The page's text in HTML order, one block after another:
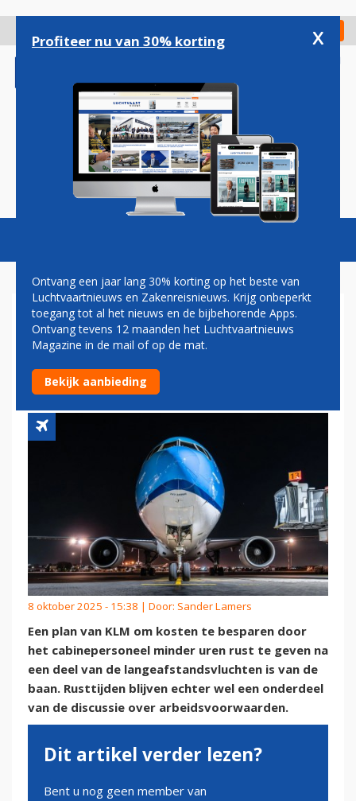
gaan
Check in
Magazine Podcasts Vacatures
KLM TREKT VOORSTEL
AANPASSING RUSTTIJDEN OP
DEEL VAN VLUCHTEN IN
8 oktober 2025 - 15:38 | Door: Sander Lamers
Een plan van KLM om kosten te besparen door
het cabinepersoneel minder uren rust te geven na
een deel van de langeafstandsvluchten is van de
baan. Rusttijden blijven echter wel een onderdeel
van de discussie over arbeidsvoorwaarden.
Dit artikel verder lezen?
Bent u nog geen member van
Profiteer nu van 30% korting x
Ontvang een jaar lang 30% korting op het beste van
Luchtvaartnieuws en Zakenreisnieuws. Krijg onbeperkt
toegang tot al het nieuws en de bijbehorende Apps.
Ontvang tevens 12 maanden het Luchtvaartnieuws
Magazine in de mail of op de mat.
Bekijk aanbieding